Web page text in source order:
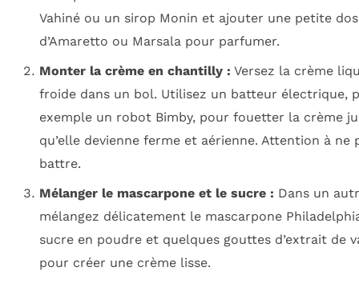
Vahiné ou un sirop Monin et ajouter une petite
d’Amaretto ou Marsala pour parfumer.
Monter la crème en chantilly : Versez la crème
froide dans un bol. Utilisez un batteur électrique,
exemple un robot Bimby, pour fouetter la crème
qu’elle devienne ferme et aérienne. Attention à ne
battre.
Mélanger le mascarpone et le sucre : Dans un
mélangez délicatement le mascarpone
sucre en poudre et quelques gouttes d’extrait de
pour créer une crème lisse.